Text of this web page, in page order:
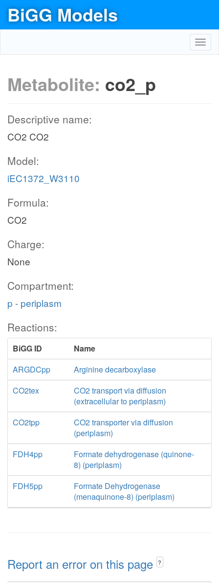
BiGG Models
Metabolite: co2_p
Descriptive name:
CO2 CO2
Model:
iEC1372_W3110
Formula:
CO2
Charge:
None
Compartment:
p - periplasm
Reactions:
BiGG ID
Name
ARGDCpp
Arginine decarboxylase
CO2tex
CO2 transport via diffusion
(extracellular to periplasm)
CO2tpp
CO2 transporter via diffusion
(periplasm)
FDH4pp
Formate dehydrogenase (quinone-
8) (periplasm)
FDH5pp
Formate Dehydrogenase
(menaquinone-8) (periplasm)
Report an error on this page ?